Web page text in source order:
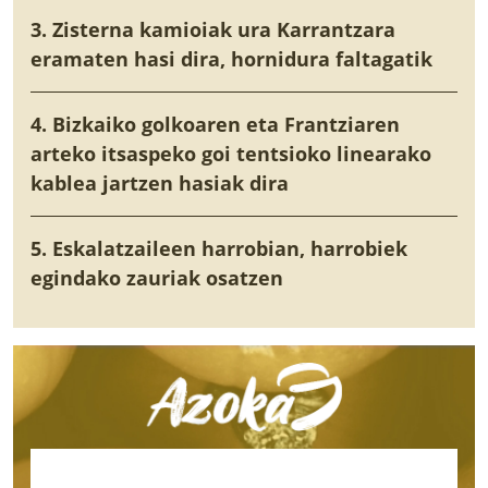
3. Zisterna kamioiak ura Karrantzara
eramaten hasi dira, hornidura faltagatik
4. Bizkaiko golkoaren eta Frantziaren
arteko itsaspeko goi tentsioko linearako
kablea jartzen hasiak dira
5. Eskalatzaileen harrobian, harrobiek
egindako zauriak osatzen